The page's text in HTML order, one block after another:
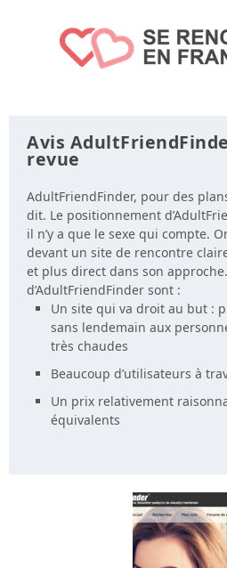
Avis
revue
AdultFriendFinder, pour des
dit. Le positionnement
il n’y a que le sexe qui compte.
devant un site de rencontre
et plus direct dans son
d’AdultFriendFinder sont :
Un site qui va droit au but :
sans lendemain aux
très chaudes
Beaucoup d’utilisateurs à
Un prix relativement
équivalents